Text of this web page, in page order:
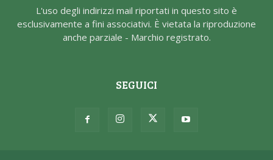
L'uso degli indirizzi mail riportati in questo sito è
esclusivamente a fini associativi. È vietata la riproduzione
anche parziale - Marchio registrato.
SEGUICI